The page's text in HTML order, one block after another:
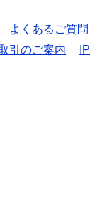
よくあるご質問
引のご案内